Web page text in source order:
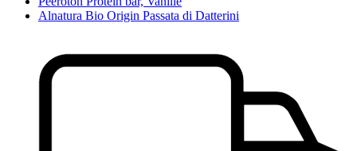
Alnatura Bio Origin Passata di Datterini